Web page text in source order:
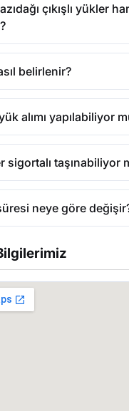
çıkışlı yükler
belirlenir?
alımı yapılabiliyor
sigortalı taşınabiliyor
neye göre